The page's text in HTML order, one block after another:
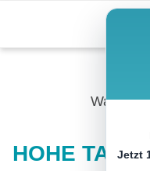
content
Wandern
HOHE
Jetzt